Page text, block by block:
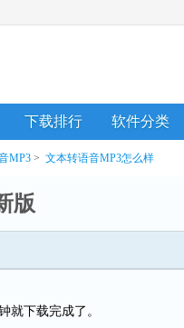
下载排行 软件分类
MP3 > 文本转语音MP3怎么样
版
就下载完成了。